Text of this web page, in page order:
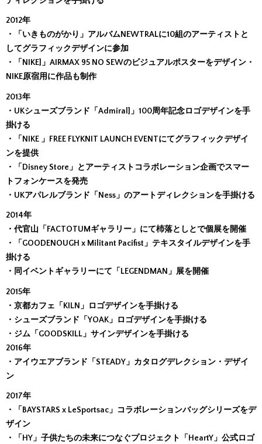
2012年
・「いきものがかり」アルバムNEWTRALに10組のアーティストと
してグラフィックデザインに参加
・「NIKE]」AIRMAX 95 NO SEWのビジュアルポスターをデザイン・
NIKE原宿用に作品も制作
2013年
・UKシューズブランド「Admiral]」100周年記念ロゴデザインを手
掛ける
・「NIKE 」FREE FLYKNIT LAUNCH EVENTにてグラフィックデザイ
ンを提供
・「Disney Store」とアーティストコラボレーション企画でスマー
トフォンケースを発売
・UKアパレルブランド「Ness」のアートディレクションを手掛ける
2014年
・代官山「FACTOTUMギャラリー」にて杮落としとで個展を開催
・「GOODENOUGH x Militant Pacifist」テキスタイルデザインを手
掛ける
・同イベントギャラリーにて「LEGENDMAN」展を開催
2015年
・京都カフェ「KILN」ロゴデザインを手掛ける
・シューズブランド「YOAK」ロゴデザインを手掛ける
・ジム「GOODSKILL」サインデザインを手掛ける
2016年
・アイウエアブランド「STEADY」カタログデレクション・デザイ
ン
2017年
・「BAYSTARS x LeSportsac」コラボレーションバッグシリーズをデ
ザイン
・「HY」子供たちの未来につなぐプロジェクト「HeartY」公式ロゴ